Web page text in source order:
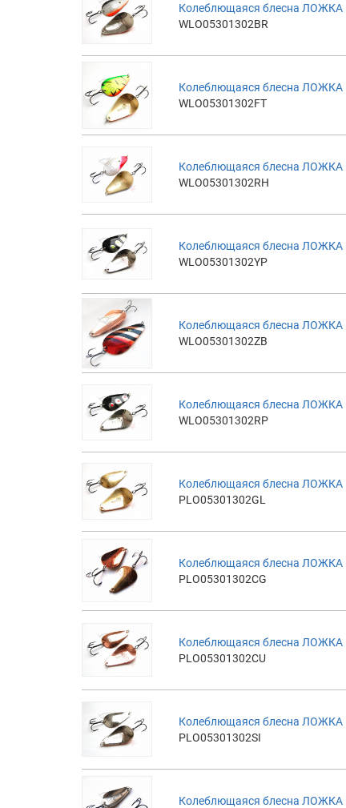
Колеблющаяся блесна ЛОЖКА
WLO05301302BR
Колеблющаяся блесна ЛОЖКА
WLO05301302FT
Колеблющаяся блесна ЛОЖКА
WLO05301302RH
Колеблющаяся блесна ЛОЖКА
WLO05301302YP
Колеблющаяся блесна ЛОЖКА
WLO05301302ZB
Колеблющаяся блесна ЛОЖКА
WLO05301302RP
Колеблющаяся блесна ЛОЖКА
PLO05301302GL
Колеблющаяся блесна ЛОЖКА
PLO05301302CG
Колеблющаяся блесна ЛОЖКА
PLO05301302CU
Колеблющаяся блесна ЛОЖКА
PLO05301302SI
Колеблющаяся блесна ЛОЖКА